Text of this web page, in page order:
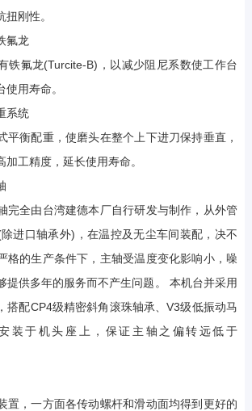
刚性。
氟龙
铁氟龙(Turcite-B)，以减少阻尼系数使工作台
用寿命。
系统
平衡配重，使磨头在整个上下进刀保持垂直，
工精度，延长使用寿命。
完全由台湾建德本厂自行研发与制作，从外管
进口轴承外)，在温控及无尘车间装配，决不
格的生产条件下，主轴受温度变化影响小，噪
提供多年的服务而不产生问题。 本机台并采用
搭配CP4级精密斜角滚珠轴承、V3级低振动马
装于机头座上，保证主轴之偏转远低于
置，一方面各传动螺杆和滑动面均得到更好的